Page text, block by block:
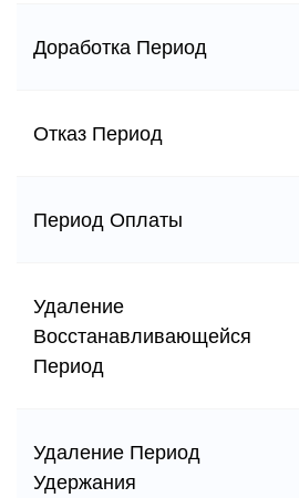
Доработка Период
Отказ Период
Период Оплаты
Удаление
Восстанавливающейся
Период
Удаление Период
Удержания